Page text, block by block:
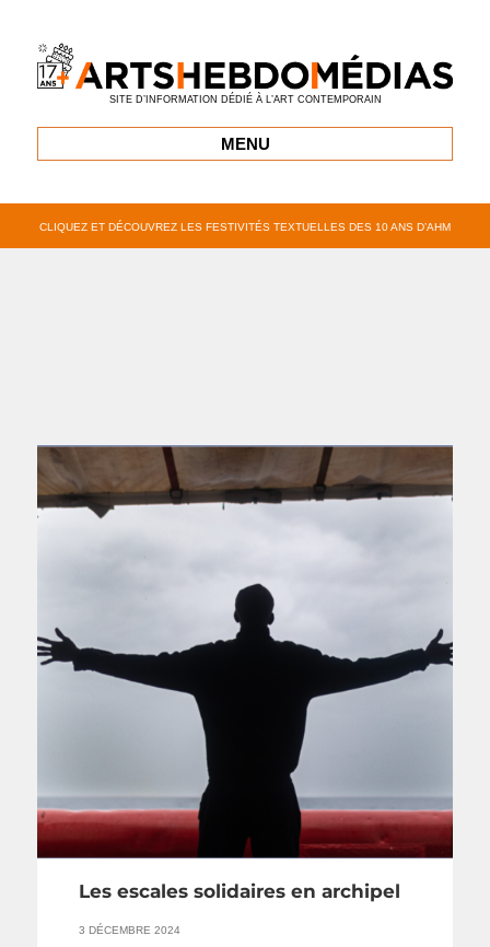
SITE D’INFORMATION DÉDIÉ À L’ART CONTEMPORAIN
MENU
CLIQUEZ ET DÉCOUVREZ LES FESTIVITÉS TEXTUELLES DES 10 ANS D’AHM
Les escales solidaires en archipel
3 DÉCEMBRE 2024